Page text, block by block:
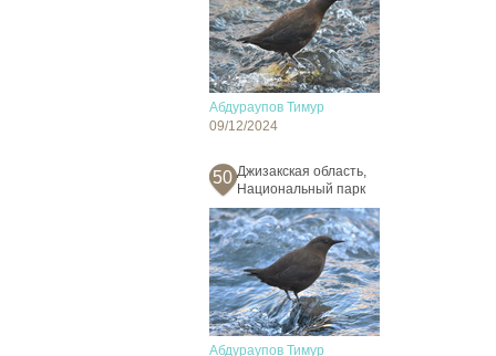
Абдураупов Тимур
09/12/2024
50 Джизакская область,
Национальный парк
Абдураупов Тимур